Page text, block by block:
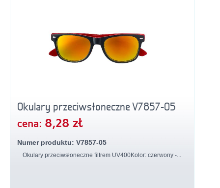
Okulary przeciwsłoneczne V7857-05
cena: 8,28 zł
Numer produktu: V7857-05
Okulary przeciwsłoneczne filtrem UV400Kolor: czerwony -...